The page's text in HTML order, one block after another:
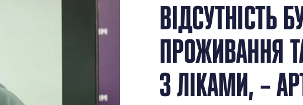
ВІДСУТНІСТЬ
ПРОЖИВАННЯ
З ЛІКАМИ, –